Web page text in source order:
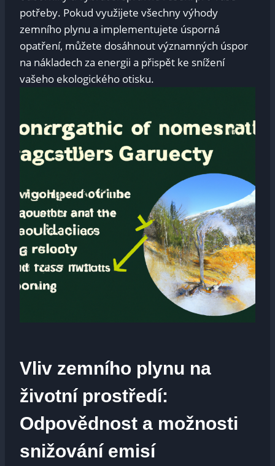
potřeby. Pokud využijete všechny‍ výhody‍
zemního plynu a implementujete⁣ úsporná
opatření, můžete dosáhnout významných⁢ úspor
na nákladech za energii⁤ a přispět ⁣ke snížení
vašeho‌ ekologického otisku.
Vliv zemního plynu na
životní prostředí:
Odpovědnost a možnosti
snižování⁤ emisí